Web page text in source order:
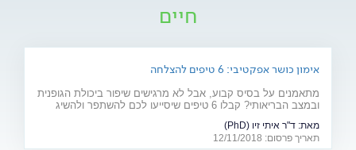
חיים
אימון כושר אפקטיבי: 6 טיפים להצלחה
מתאמנים על בסיס קבוע, אבל לא מרגישים שיפור ביכולת הגופנית
ובמצב הבריאותי? קבלו 6 טיפים שיסייעו לכם להשתפר ולהשיג
מאת: ד"ר איתי זיו (PhD)
תאריך פרסום: 12/11/2018